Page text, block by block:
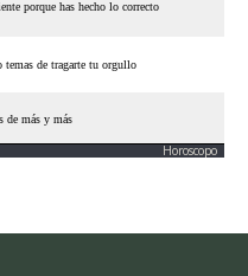
Horoscopo